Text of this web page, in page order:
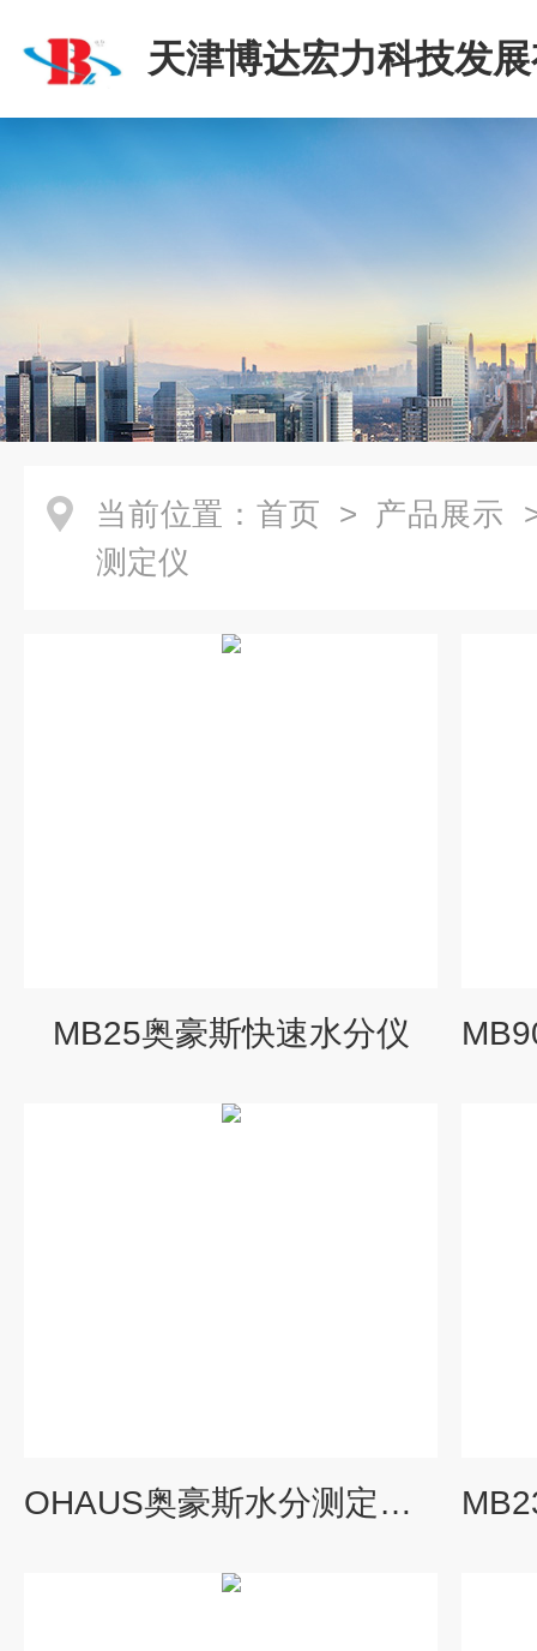
天津博达宏力科技发
司
当前位置： 首页 > 产品展示
测定仪
MB25奥豪斯快速水分仪
OHAUS奥豪斯水分测定仪天津总代理